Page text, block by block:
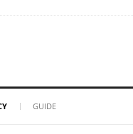
GUIDE